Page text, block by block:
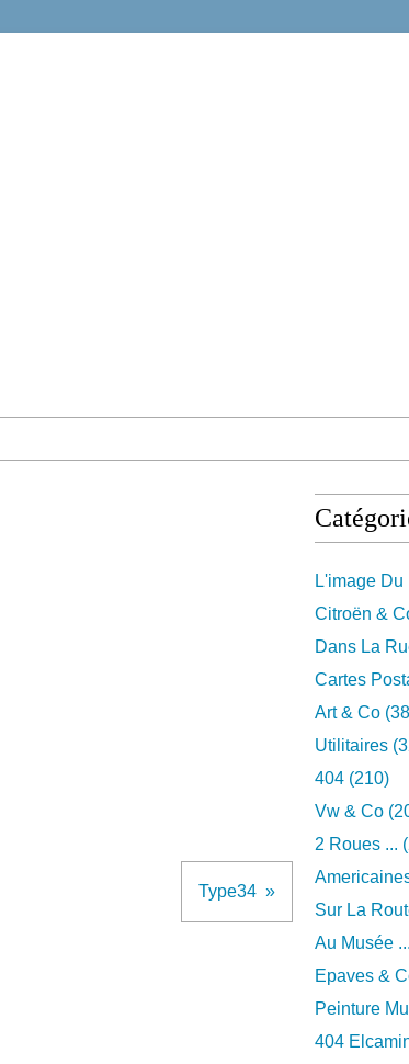
Type34
L'image
Citroën &
Dans La
Cartes
Art & Co
Utilitaires
404 (210)
Vw & Co
2 Roues ...
Sur La
Au Musée ...
Epaves &
Peinture
404